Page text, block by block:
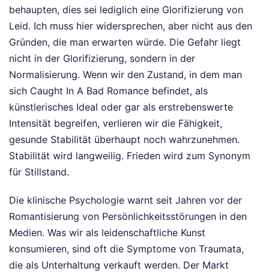
behaupten, dies sei lediglich eine Glorifizierung von
Leid. Ich muss hier widersprechen, aber nicht aus den
Gründen, die man erwarten würde. Die Gefahr liegt
nicht in der Glorifizierung, sondern in der
Normalisierung. Wenn wir den Zustand, in dem man
sich Caught In A Bad Romance befindet, als
künstlerisches Ideal oder gar als erstrebenswerte
Intensität begreifen, verlieren wir die Fähigkeit,
gesunde Stabilität überhaupt noch wahrzunehmen.
Stabilität wird langweilig. Frieden wird zum Synonym
für Stillstand.
Die klinische Psychologie warnt seit Jahren vor der
Romantisierung von Persönlichkeitsstörungen in den
Medien. Was wir als leidenschaftliche Kunst
konsumieren, sind oft die Symptome von Traumata,
die als Unterhaltung verkauft werden. Der Markt